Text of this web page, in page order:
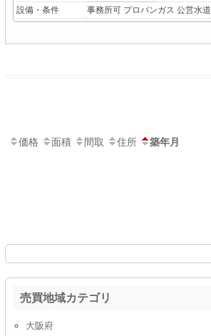
設備・条件
事務所可 プロパンガス 公営水道
価格 面積 間取 住所 築年月
売買地域カテゴリ
大阪府